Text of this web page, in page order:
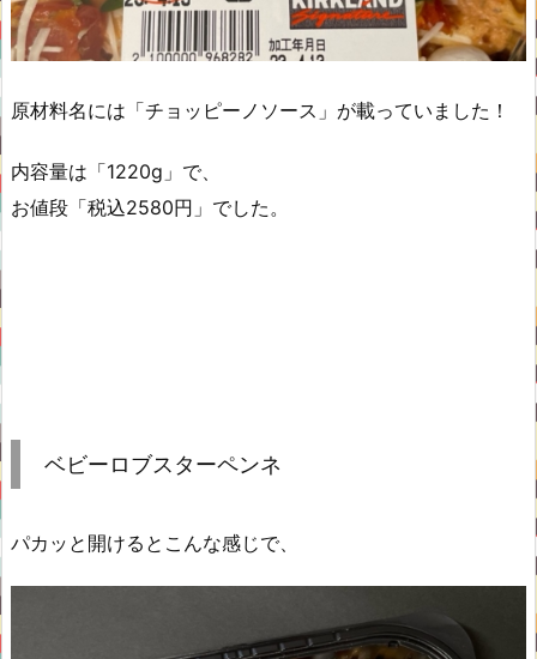
原材料名には「チョッピーノソース」が載っていました！
内容量は「1220g」で、
お値段「税込2580円」でした。
ベビーロブスターペンネ
パカッと開けるとこんな感じで、